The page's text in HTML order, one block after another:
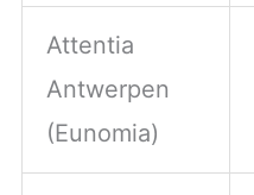
Attentia
Antwerpen
(Eunomia)